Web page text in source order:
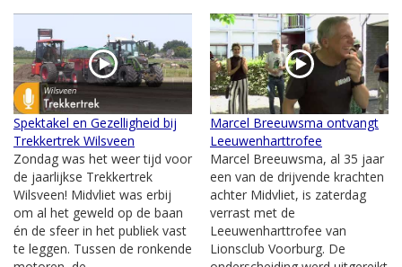
Spektakel en Gezelligheid bij
Trekkertrek Wilsveen
Zondag was het weer tijd voor
de jaarlijkse Trekkertrek
Wilsveen! Midvliet was erbij
om al het geweld op de baan
én de sfeer in het publiek vast
te leggen. Tussen de ronkende
Marcel Breeuwsma ontvangt
Leeuwenharttrofee
Marcel Breeuwsma, al 35 jaar
een van de drijvende krachten
achter Midvliet, is zaterdag
verrast met de
Leeuwenharttrofee van
Lionsclub Voorburg. De